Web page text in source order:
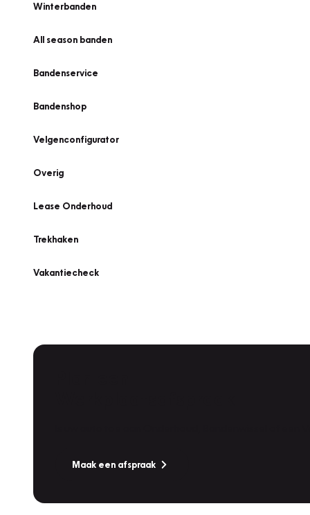
Winterbanden
All season banden
Bandenservice
Bandenshop
Velgenconfigurator
Overig
Lease Onderhoud
Trekhaken
Vakantiecheck
Maak een afspraak